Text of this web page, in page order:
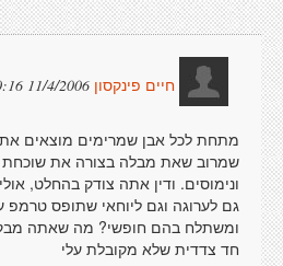
חיים פינקסון 11/4/2006 14:40:16
מתחת לכל אבן שמרימים מוצאים
שמרוב שאת מבלה בצורה את שוכחת
ונימוסים. ודין אתה צודק בהחלט,
גם לערוגה וגם ליוחאי שתופס טרמפ
ומשתלח בהם חופשי? מה שאתה
חד צדדית שלא מקובלת עלי